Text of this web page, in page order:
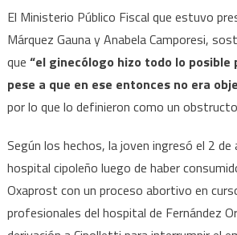
El Ministerio Público Fiscal que estuvo
Márquez Gauna y Anabela Camporesi,
que “el ginecólogo hizo todo lo posible
pese a que en ese entonces no era
por lo que lo definieron como un
Según los hechos, la joven ingresó el 2 de
hospital cipoleño luego de haber
Oxaprost con un proceso abortivo en
profesionales del hospital de Fernández